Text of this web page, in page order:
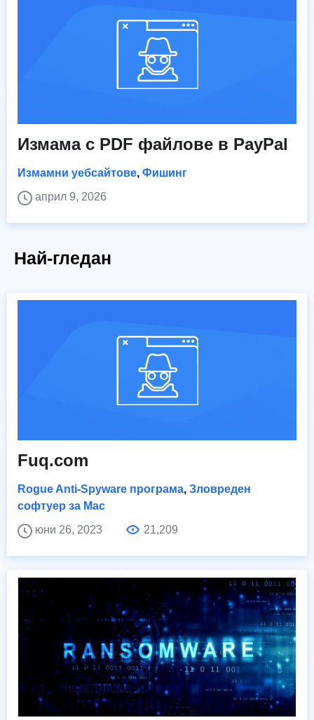
Измама с PDF файлове в PayPal
Измамни уебсайтове, Фишинг
април 9, 2026
Най-гледан
Fuq.com
Rogue Anti-Spyware програма, Зловреден
софтуер за Mac
юни 26, 2023
21,209